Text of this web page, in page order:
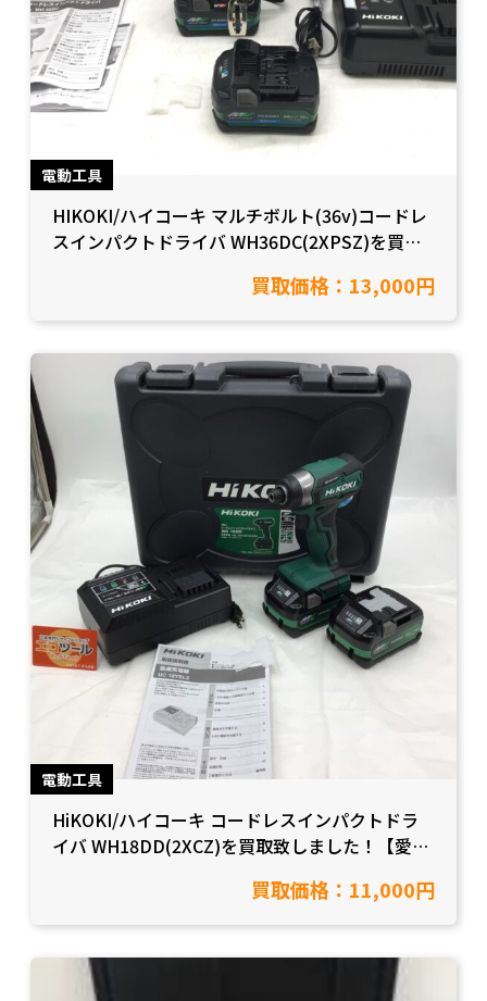
電動工具
HIKOKI/ハイコーキ マルチボルト(36v)コードレ
スインパクトドライバ WH36DC(2XPSZ)を買取
買取価格：13,000円
電動工具
HiKOKI/ハイコーキ コードレスインパクトドラ
イバ WH18DD(2XCZ)を買取致しました！【愛知
買取価格：11,000円